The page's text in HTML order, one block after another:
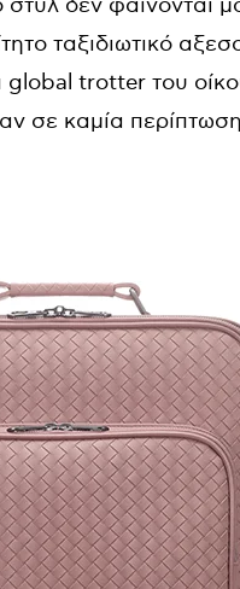
δεν φαίνονται
ταξιδιωτικό
trotter του
σε καμία